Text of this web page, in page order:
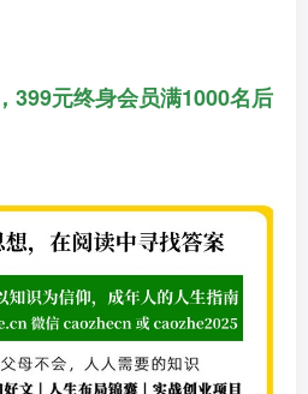
399元终身会员满1000名后